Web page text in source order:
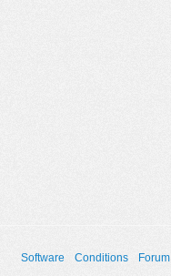
Software Conditions Forum